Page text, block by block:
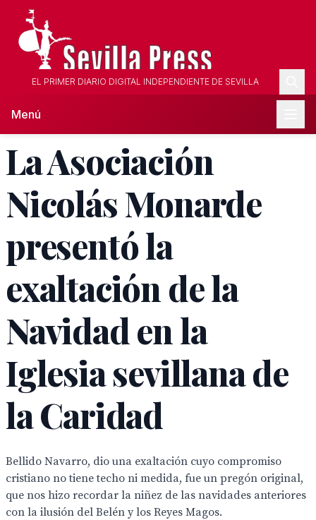
EL PRIMER DIARIO DIGITAL INDEPENDIENTE DE SEVILLA
Menú
La Asociación
Nicolás Monarde
presentó la
exaltación de la
Navidad en la
Iglesia sevillana de
la Caridad
Bellido Navarro, dio una exaltación cuyo compromiso
cristiano no tiene techo ni medida, fue un pregón original,
que nos hizo recordar la niñez de las navidades anteriores
con la ilusión del Belén y los Reyes Magos.